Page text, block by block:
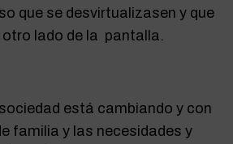
que se desvirtualizasen y que
lado de la pantalla.
está cambiando y con
familia y las necesidades y